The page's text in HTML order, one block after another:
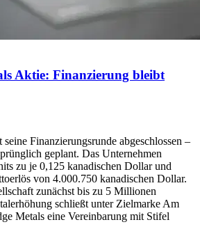
Aktie: Finanzierung bleibt
Finanzierungsrunde abgeschlossen –
geplant. Das Unternehmen
zu je 0,125 kanadischen Dollar und
von 4.000.750 kanadischen Dollar.
zunächst bis zu 5 Millionen
schließt unter Zielmarke Am
Metals eine Vereinbarung mit Stifel